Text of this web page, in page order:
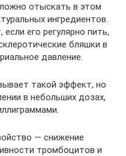
отыскать в этом
ингредиентов.
его регулярно пить,
бляшки в
давление.
такой эффект, но
в небольших дозах,
— снижение
тромбоцитов и